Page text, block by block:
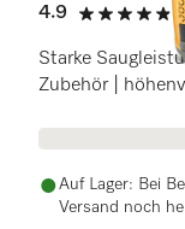
4.9
4.9 Sterne
Starke
Zubehör |
Auf Lager: Bei
Versand noch